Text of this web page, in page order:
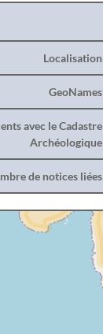
Localisation
GeoNames
avec le Cadastre
Archéologique
de notices liées